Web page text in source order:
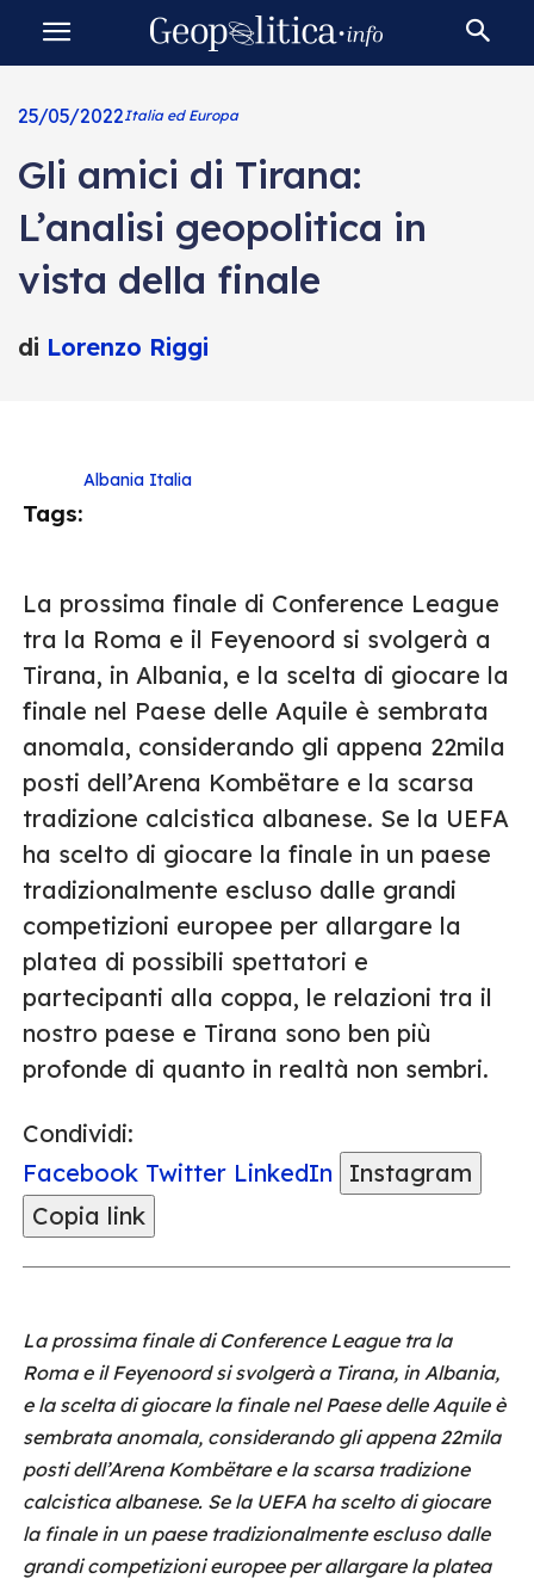
25/05/2022Italia ed Europa
Gli amici di Tirana:
L’analisi geopolitica in
vista della finale
di Lorenzo Riggi
Tags:
Albania Italia
La prossima finale di Conference League
tra la Roma e il Feyenoord si svolgerà a
Tirana, in Albania, e la scelta di giocare la
finale nel Paese delle Aquile è sembrata
anomala, considerando gli appena 22mila
posti dell’Arena Kombëtare e la scarsa
tradizione calcistica albanese. Se la UEFA
ha scelto di giocare la finale in un paese
tradizionalmente escluso dalle grandi
competizioni europee per allargare la
platea di possibili spettatori e
partecipanti alla coppa, le relazioni tra il
nostro paese e Tirana sono ben più
profonde di quanto in realtà non sembri.
Condividi:
Facebook Twitter LinkedIn
Instagram
Copia link
La prossima finale di Conference League tra la
Roma e il Feyenoord si svolgerà a Tirana, in Albania,
e la scelta di giocare la finale nel Paese delle Aquile è
sembrata anomala, considerando gli appena 22mila
posti dell’Arena Kombëtare e la scarsa tradizione
calcistica albanese. Se la UEFA ha scelto di giocare
la finale in un paese tradizionalmente escluso dalle
grandi competizioni europee per allargare la platea